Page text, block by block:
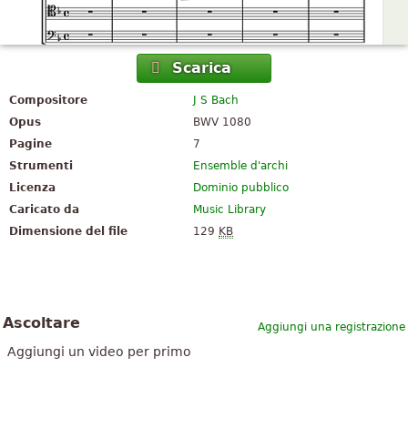
Scarica
Compositore
J S Bach
Opus
BWV 1080
Pagine
7
Strumenti
Ensemble d'archi
Licenza
Dominio pubblico
Caricato da
Music Library
Dimensione del file
129 KB
Aggiungi una registrazione
Ascoltare
Aggiungi un video per primo